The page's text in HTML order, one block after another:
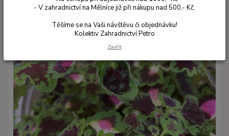
- V zahradnictví na Mělníce již při nákupu nad 500,- Kč.
Těšíme se na Vaši návštěvu či objednávku!
Kolektiv Zahradnictví Petro
Zavřít